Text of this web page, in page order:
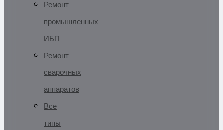
Ремонт
промышленных
ИБП
Ремонт
сварочных
аппаратов
Все
типы